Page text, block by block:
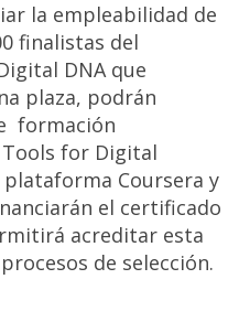
la empleabilidad de
finalistas del
DNA que
plaza, podrán
formación
Tools for Digital
plataforma Coursera y
el certificado
acreditar esta
de selección.